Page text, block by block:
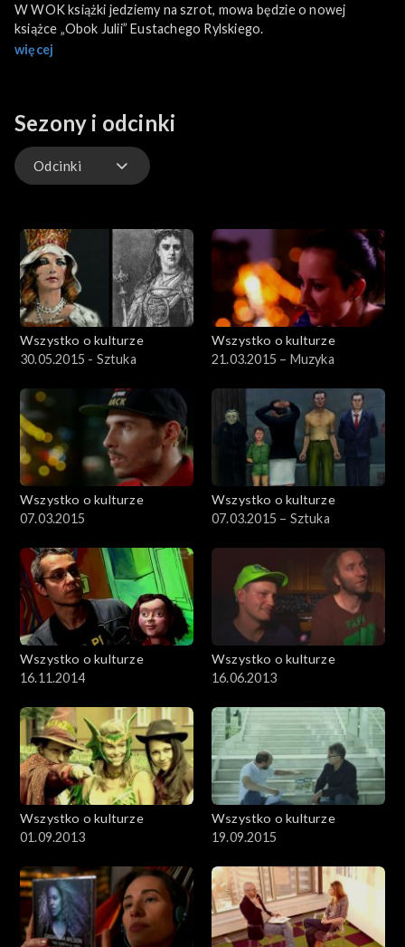
W WOK książki jedziemy na szrot, mowa będzie o nowej
książce „Obok Julii” Eustachego Rylskiego.
więcej
Sezony i odcinki
Odcinki
Wszystko o kulturze
30.05.2015 - Sztuka
Wszystko o kulturze
21.03.2015 – Muzyka
Wszystko o kulturze
07.03.2015
Wszystko o kulturze
07.03.2015 – Sztuka
Wszystko o kulturze
16.11.2014
Wszystko o kulturze
16.06.2013
Wszystko o kulturze
01.09.2013
Wszystko o kulturze
19.09.2015